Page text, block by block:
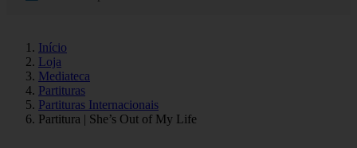
Início
Loja
Mediateca
Partituras
Partituras Internacionais
Partitura | She’s Out of My Life